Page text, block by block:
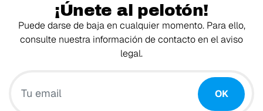
¡Únete al pelotón!
Puede darse de baja en cualquier momento. Para ello,
consulte nuestra información de contacto en el aviso
legal.
OK